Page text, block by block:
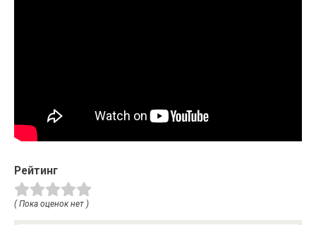
Рейтинг
( Пока оценок нет )